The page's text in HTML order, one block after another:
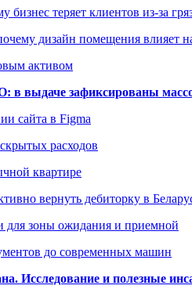
теряет клиентов из-за
дизайн помещения влияет
активом
в выдаче зафиксированы
сайта в Figma
расходов
квартире
вернуть дебиторку в
для зоны ожидания и приемной
до современных машин
Исследование и полезные